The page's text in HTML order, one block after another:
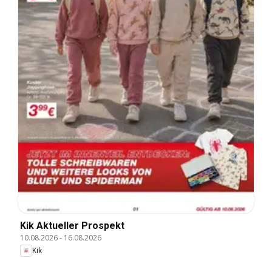
Kik Aktueller Prospekt
10.08.2026- 16.08.2026
Kik